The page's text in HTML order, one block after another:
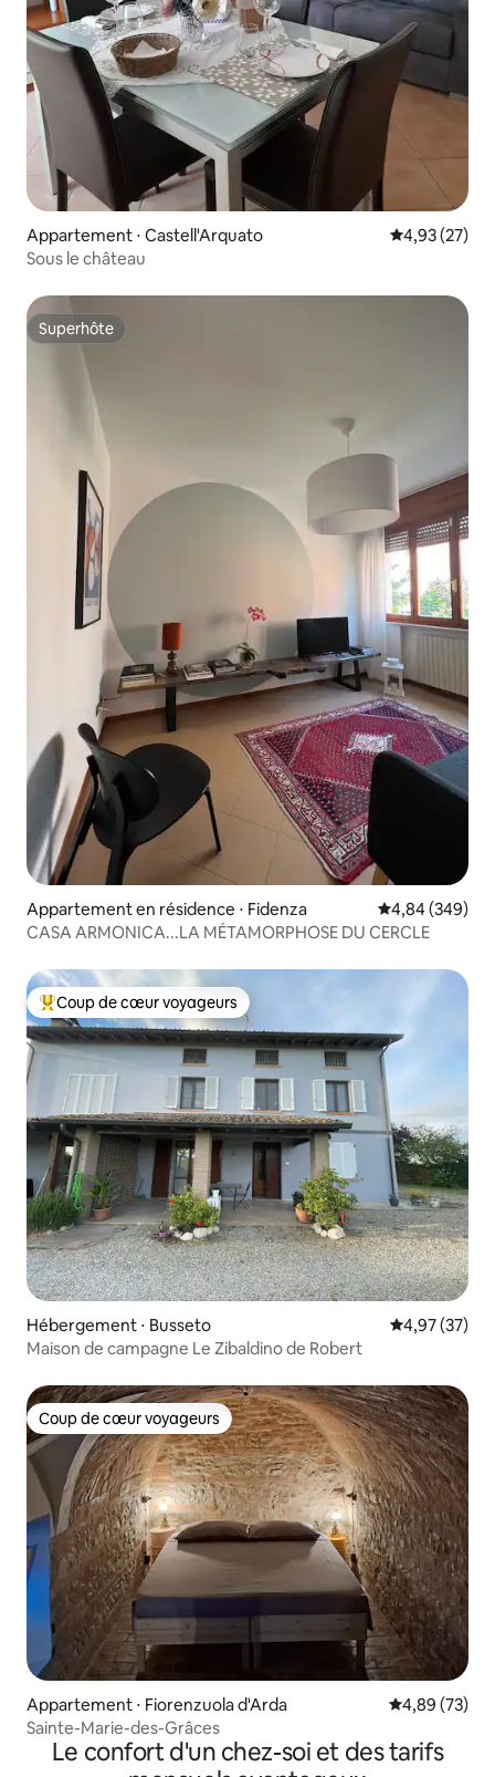
Appartement ⋅ Castell'Arquato Évaluation
4,93 (27)
Sous le château
Superhôte
Superhôte
Appartement en résidence ⋅ Fidenza Évaluation
4,84 (349)
CASA ARMONICA...LA MÉTAMORPHOSE DU CERCLE
Coups de cœur voyageurs les plus appréciés
Coup de cœur voyageurs
Hébergement ⋅ Busseto Évaluation
4,97 (37)
Maison de campagne Le Zibaldino de Robert
Coup de cœur voyageurs
Coup de cœur voyageurs
Appartement ⋅ Fiorenzuola d'Arda Évaluation
4,89 (73)
Sainte-Marie-des-Grâces
Le confort d'un chez-soi et des tarifs